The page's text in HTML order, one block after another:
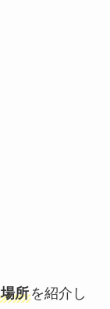
所を紹介し